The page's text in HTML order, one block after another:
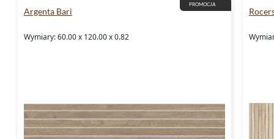
PROMOCJA
Argenta Bari
Wymiary: 60.00 x 120.00 x 0.82